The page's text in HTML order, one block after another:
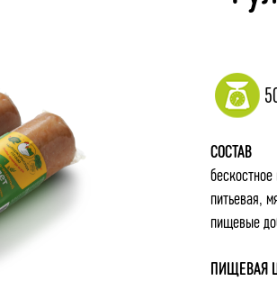
СОСТАВ
питьевая,
пищевые
ПИЩЕВАЯ